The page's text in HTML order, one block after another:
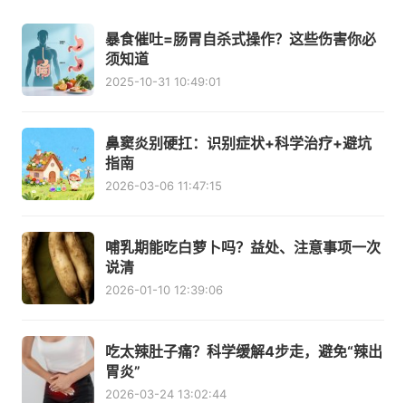
暴食催吐=肠胃自杀式操作？这些伤害你必
须知道
2025-10-31 10:49:01
鼻窦炎别硬扛：识别症状+科学治疗+避坑
指南
2026-03-06 11:47:15
哺乳期能吃白萝卜吗？益处、注意事项一次
说清
2026-01-10 12:39:06
吃太辣肚子痛？科学缓解4步走，避免“辣出
胃炎”
2026-03-24 13:02:44